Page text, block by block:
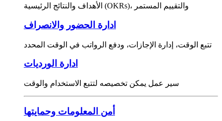
الأهداف والنتائج الرئيسية (OKRs)، والتقييم المستمر
ادارة الحضور والانصراف
تتبع الوقت، إدارة الإجازات، ودفع الرواتب في الوقت المحدد
ادارة الورديات
سير عمل يمكن تخصيصه لتتبع الاستخدام والوقت
أمن المعلومات وحمايتها